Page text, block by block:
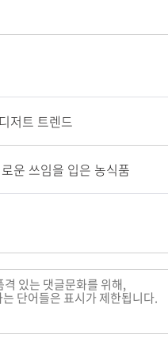
저트 트렌드
운 쓰임을 입은 농식품